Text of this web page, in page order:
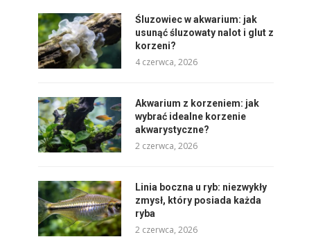
Śluzowiec w akwarium: jak
usunąć śluzowaty nalot i glut z
korzeni?
4 czerwca, 2026
Akwarium z korzeniem: jak
wybrać idealne korzenie
akwarystyczne?
2 czerwca, 2026
Linia boczna u ryb: niezwykły
zmysł, który posiada każda
ryba
2 czerwca, 2026